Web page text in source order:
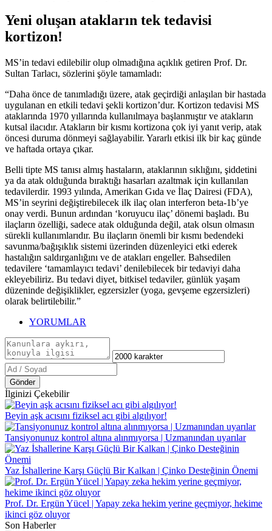
Yeni oluşan atakların tek tedavisi
kortizon!
MS’in tedavi edilebilir olup olmadığına açıklık getiren Prof. Dr.
Sultan Tarlacı, sözlerini şöyle tamamladı:
“Daha önce de tanımladığı üzere, atak geçirdiği anlaşılan bir hastada
uygulanan en etkili tedavi şekli kortizon’dur. Kortizon tedavisi MS
ataklarında 1970 yıllarında kullanılmaya başlanmıştır ve atakların
kutsal ilacıdır. Atakların bir kısmı kortizona çok iyi yanıt verip, atak
öncesi duruma dönmeyi sağlayabilir. Yararlı etkisi ilk bir kaç günde
ve haftada ortaya çıkar.
Belli tipte MS tanısı almış hastaların, ataklarının sıklığını, şiddetini
ya da atak olduğunda bıraktığı hasarları azaltmak için kullanılan
tedavilerdir. 1993 yılında, Amerikan Gıda ve İlaç Dairesi (FDA),
MS’in seyrini değiştirebilecek ilk ilaç olan interferon beta-1b’ye
onay verdi. Bunun ardından ‘koruyucu ilaç’ dönemi başladı. Bu
ilaçların özelliği, sadece atak olduğunda değil, atak olsun olmasın
sürekli kullanımlarıdır. Bu ilaçların önemli bir kısmı bedendeki
savunma/bağışıklık sistemi üzerinden düzenleyici etki ederek
hastalığın saldırganlığını ve de atakları engeller. Bahsedilen
tedavilere ‘tamamlayıcı tedavi’ denilebilecek bir tedaviyi daha
ekleyebiliriz. Bu tedavi diyet, bitkisel tedaviler, günlük yaşam
düzeninde değişiklikler, egzersizler (yoga, gevşeme egzersizleri)
olarak belirtilebilir.”
YORUMLAR
Gönder
İlginizi Çekebilir
Beyin aşk acısını fiziksel acı gibi algılıyor!
Tansiyonunuz kontrol altına alınmıyorsa | Uzmanından uyarılar
Yaz İshallerine Karşı Güçlü Bir Kalkan | Çinko Desteğinin Önemi
Prof. Dr. Ergün Yücel | Yapay zeka hekim yerine geçmiyor, hekime
ikinci göz oluyor
Son Haberler